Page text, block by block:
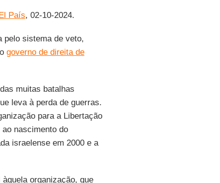
País, 02-10-2024.
pelo sistema de veto,
governo de direita de
muitas batalhas
leva à perda de guerras.
para a Libertação
nascimento do
israelense em 2000 e a
àquela organização, que